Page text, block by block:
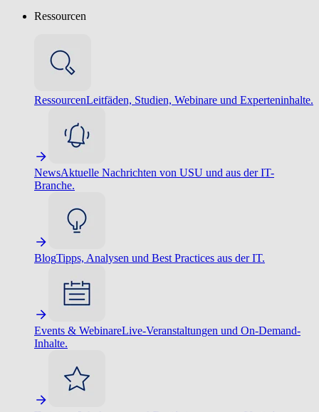
Ressourcen
RessourcenLeitfäden, Studien, Webinare und Experteninhalte.
NewsAktuelle Nachrichten von USU und aus der IT-
Branche.
BlogTipps, Analysen und Best Practices aus der IT.
Events & WebinareLive-Veranstaltungen und On-Demand-
Inhalte.